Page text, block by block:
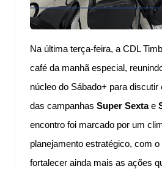
Na última terça-feira, a CDL
café da manhã especial,
núcleo do Sábado+ para discutir
das campanhas Super Sextae
encontro foi marcado por um
planejamento estratégico, com o
fortalecer ainda mais as ações